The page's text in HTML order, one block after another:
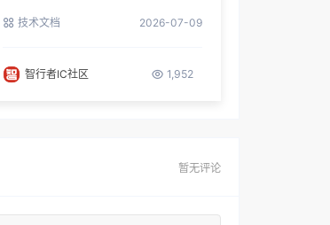
技术文档 2026-07-09
智行者IC社区 1,952
暂无评论